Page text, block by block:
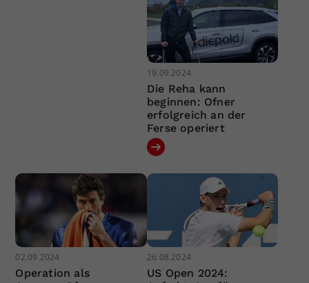
19.09.2024
Die Reha kann
beginnen: Ofner
erfolgreich an der
Ferse operiert
02.09.2024
Operation als
26.08.2024
US Open 2024: